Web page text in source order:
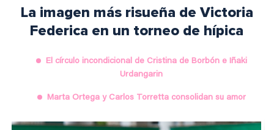
La imagen más risueña de Victoria
Federica en un torneo de hípica
El círculo incondicional de Cristina de Borbón e Iñaki
Urdangarin
Marta Ortega y Carlos Torretta consolidan su amor